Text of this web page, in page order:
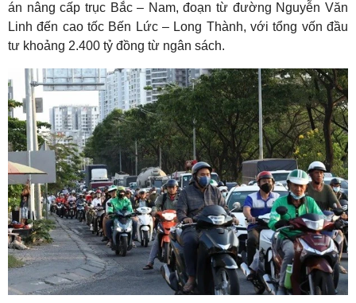
án nâng cấp trục Bắc – Nam, đoạn từ đường Nguyễn Văn
Linh đến cao tốc Bến Lức – Long Thành, với tổng vốn đầu
tư khoảng 2.400 tỷ đồng từ ngân sách.